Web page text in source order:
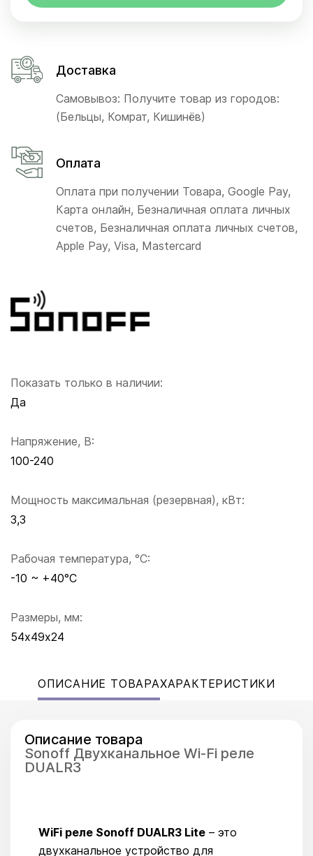
Показать только в наличии:
Да
Напряжение, В:
100-240
Мощность максимальная (резервная), кВт:
3,3
Рабочая температура, °C:
-10 ~ +40°C
Размеры, мм:
54х49х24
Доставка
Самовывоз: Получите товар из городов:
(Бельцы, Комрат, Кишинёв)
Оплата
Оплата при получении Товара, Google Pay,
Карта онлайн, Безналичная оплата личных
счетов, Безналичная оплата личных счетов,
Apple Pay, Visa, Mastercard
ОПИСАНИЕ ТОВАРАХАРАКТЕРИСТИКИ
Описание товара
Sonoff Двухканальное Wi-Fi реле
DUALR3
WiFi реле Sonoff DUALR3 Lite – это
двухканальное устройство для